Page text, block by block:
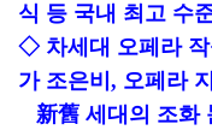
식 등 국내 최고 수
◇ 차세대 오페라 작
가 조은비, 오페라
新舊 세대의 조화